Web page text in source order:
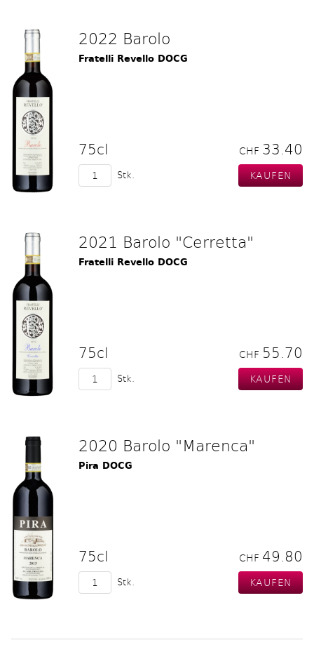
2022 Barolo
Fratelli Revello DOCG
75cl CHF 33.40
Stk.
2021 Barolo "Cerretta"
Fratelli Revello DOCG
75cl CHF 55.70
Stk.
2020 Barolo "Marenca"
Pira DOCG
75cl CHF 49.80
Stk.